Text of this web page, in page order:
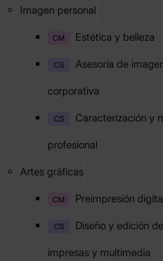
Imagen personal
CM Estética y belleza
CS Asesoría de
corporativa
CS Caracterización y
profesional
Artes gráficas
CM Preimpresión
CS Diseño y edición
impresas y multimedia